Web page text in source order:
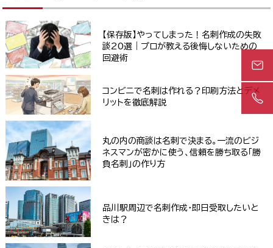
【保存版】やってしまった！名刺作成の失敗
談20選｜プロが教える後悔しないための
回避術
コンビニで名刺は作れる？印刷方法とデメ
リットを徹底解説
丸の内の商談は名刺で決まる。一流のビジ
ネスマンが密かに使う、信頼を勝ち取る「勝
負名刺」の作り方
品川駅周辺で名刺作成・即日受取したいと
きは？